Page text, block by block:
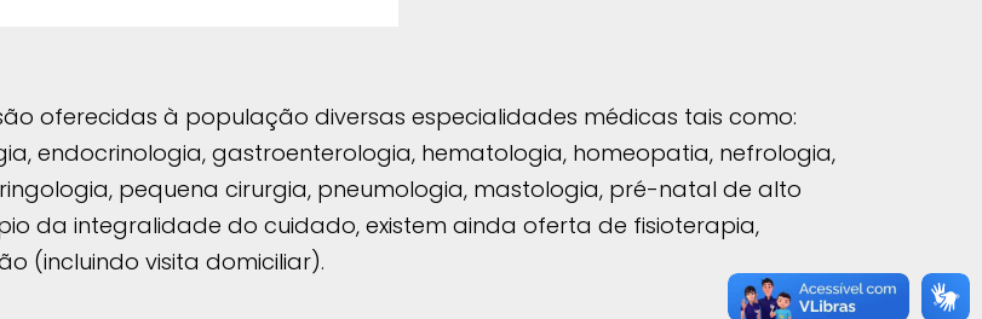
oferecidas à população diversas especialidades médicas tais como:
endocrinologia, gastroenterologia, hematologia, homeopatia, nefrologia,
pequena cirurgia, pneumologia, mastologia, pré-natal de alto
da integralidade do cuidado, existem ainda oferta de fisioterapia,
(incluindo visita domiciliar).